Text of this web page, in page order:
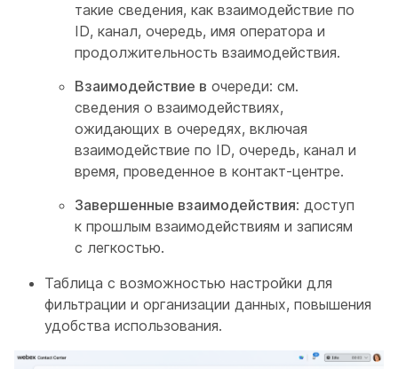
такие сведения, как взаимодействие по
ID, канал, очередь, имя оператора и
продолжительность взаимодействия.
Взаимодействие в очереди: см.
сведения о взаимодействиях,
ожидающих в очередях, включая
взаимодействие по ID, очередь, канал и
время, проведенное в контакт-центре.
Завершенные взаимодействия: доступ
к прошлым взаимодействиям и записям
с легкостью.
Таблица с возможностью настройки для
фильтрации и организации данных, повышения
удобства использования.